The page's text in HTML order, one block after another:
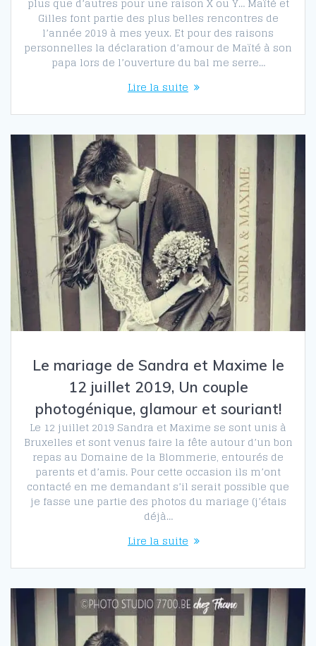
Gilles font partie des plus belles rencontres de
l’année 2019 à mes yeux. Et pour des raisons
personnelles la déclaration d’amour de Maïté à son
papa lors de l’ouverture du bal me serre…
Lire la suite
Le mariage de Sandra et Maxime le
12 juillet 2019, Un couple
photogénique, glamour et souriant!
Le 12 juillet 2019 Sandra et Maxime se sont unis à
Bruxelles et sont venus faire la fête autour d’un bon
repas au Domaine de la Blommerie, entourés de
parents et d’amis. Pour cette occasion ils m’ont
contacté en me demandant s’il serait possible que
je fasse une partie des photos du mariage (j’étais
déjà…
Lire la suite